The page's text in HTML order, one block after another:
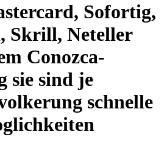
Sofortig,
Skrill, Neteller
Conozca-
sie sind je
schnelle